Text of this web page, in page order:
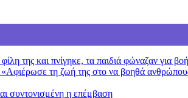
της και πνίγηκε, τα παιδιά φώναζαν για
τη ζωή της στο να βοηθά
συντονισμένη η επέμβαση